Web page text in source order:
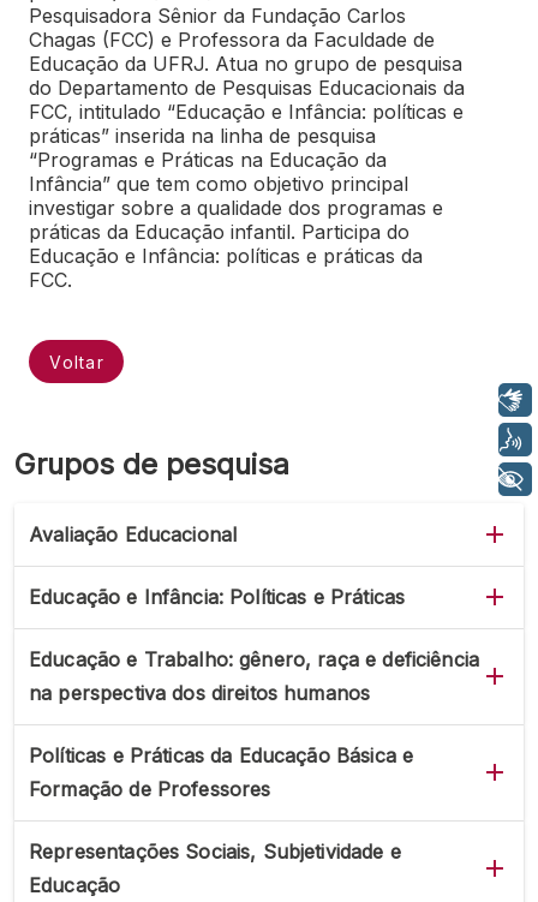
Pesquisadora Sênior da Fundação Carlos
Chagas (FCC) e Professora da Faculdade de
Educação da UFRJ. Atua no grupo de pesquisa
do Departamento de Pesquisas Educacionais da
FCC, intitulado “Educação e Infância: políticas e
práticas” inserida na linha de pesquisa
“Programas e Práticas na Educação da
Infância” que tem como objetivo principal
investigar sobre a qualidade dos programas e
práticas da Educação infantil. Participa do
Educação e Infância: políticas e práticas da
FCC.
Voltar
Grupos de pesquisa
Avaliação Educacional
Educação e Infância: Políticas e Práticas
Educação e Trabalho: gênero, raça e deficiência
na perspectiva dos direitos humanos
Políticas e Práticas da Educação Básica e
Formação de Professores
Representações Sociais, Subjetividade e
Educação